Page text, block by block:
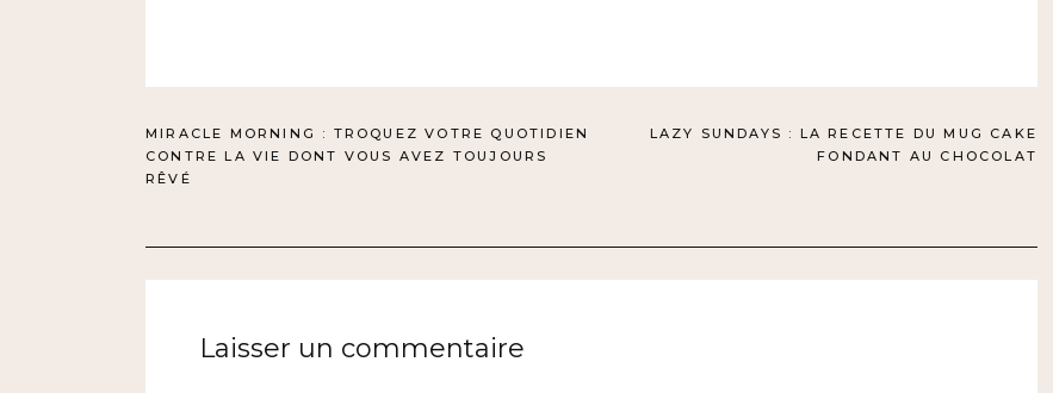
NAVIGATION
DE
MIRACLE MORNING : TROQUEZ VOTRE QUOTIDIEN
CONTRE LA VIE DONT VOUS AVEZ TOUJOURS
RÊVÉ
LAZY SUNDAYS : LA RECETTE DU MUG CAKE
FONDANT AU CHOCOLAT
Laisser un commentaire